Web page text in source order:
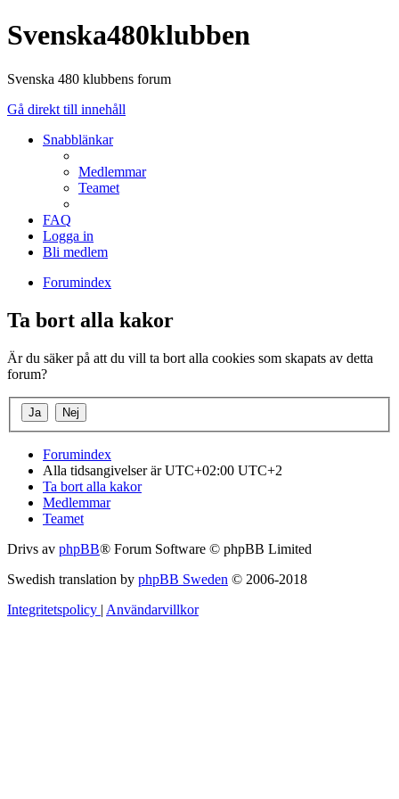
Svenska480klubben
Svenska 480 klubbens forum
Gå direkt till innehåll
Snabblänkar
Medlemmar
Teamet
FAQ
Logga in
Bli medlem
Forumindex
Ta bort alla kakor
Är du säker på att du vill ta bort alla cookies som skapats av detta
forum?
Forumindex
Alla tidsangivelser är UTC+02:00 UTC+2
Ta bort alla kakor
Medlemmar
Teamet
Drivs av phpBB® Forum Software © phpBB Limited
Swedish translation by phpBB Sweden © 2006-2018
Integritetspolicy | Användarvillkor